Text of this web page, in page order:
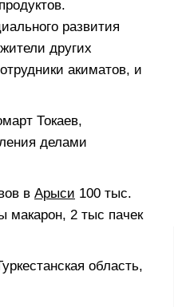
развития
других
акиматов, и
Токаев,
делами
в Арыси 100 тыс.
макарон, 2 тыс пачек
область,